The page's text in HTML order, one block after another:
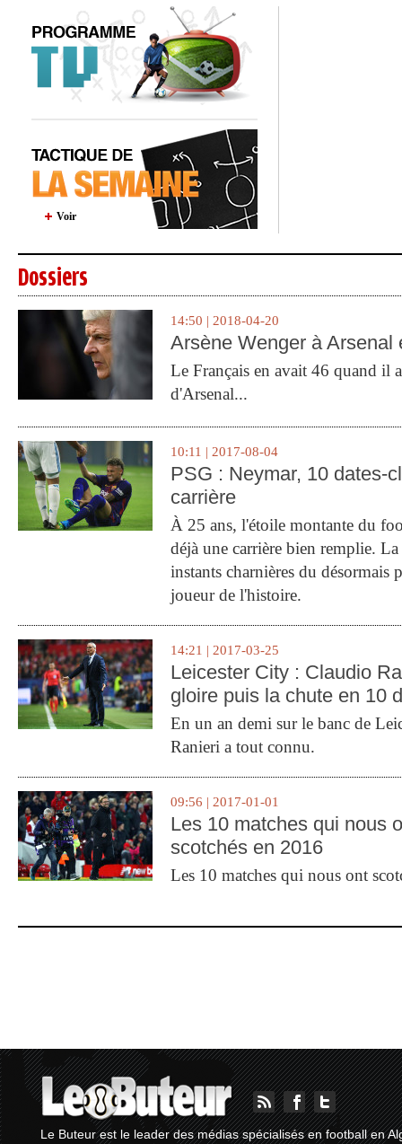
Voir
Dossiers
14:50 | 2018-04-20
Arsène Wenger à Arsenal
Le Français en avait 46 quand il
d'Arsenal...
10:11 | 2017-08-04
PSG : Neymar, 10 dates-
carrière
À 25 ans, l'étoile montante du
déjà une carrière bien remplie.
instants charnières du désormais
joueur de l'histoire.
14:21 | 2017-03-25
Leicester City : Claudio
gloire puis la chute en 10
En un an demi sur le banc de
Ranieri a tout connu.
09:56 | 2017-01-01
Les 10 matches qui nous
scotchés en 2016
Les 10 matches qui nous ont
Le Buteur est le leader des médias spécialisés en football en